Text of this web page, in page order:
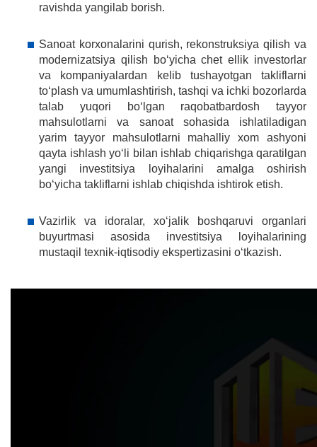
ravishda yangilab borish.
Sanoat korxonalarini qurish, rekonstruksiya qilish va
modernizatsiya qilish bo‘yicha chet ellik investorlar
va kompaniyalardan kelib tushayotgan takliflarni
toʻplash va umumlashtirish, tashqi va ichki bozorlarda
talab yuqori bo‘lgan raqobatbardosh tayyor
mahsulotlarni va sanoat sohasida ishlatiladigan
yarim tayyor mahsulotlarni mahalliy xom ashyoni
qayta ishlash yoʻli bilan ishlab chiqarishga qaratilgan
yangi investitsiya loyihalarini amalga oshirish
bo‘yicha takliflarni ishlab chiqishda ishtirok etish.
Vazirlik va idoralar, xo‘jalik boshqaruvi organlari
buyurtmasi asosida investitsiya loyihalarining
mustaqil texnik-iqtisodiy ekspertizasini o‘tkazish.